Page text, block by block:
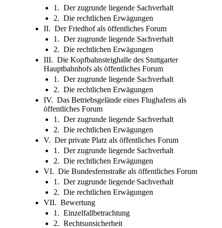
1. Der zugrunde liegende Sachverhalt
2. Die rechtlichen Erwägungen
II. Der Friedhof als öffentliches Forum
1. Der zugrunde liegende Sachverhalt
2. Die rechtlichen Erwägungen
III. Die Kopfbahnsteighalle des Stuttgarter
Hauptbahnhofs als öffentliches Forum
1. Der zugrunde liegende Sachverhalt
2. Die rechtlichen Erwägungen
IV. Das Betriebsgelände eines Flughafens als
öffentliches Forum
1. Der zugrunde liegende Sachverhalt
2. Die rechtlichen Erwägungen
V. Der private Platz als öffentliches Forum
1. Der zugrunde liegende Sachverhalt
2. Die rechtlichen Erwägungen
VI. Die Bundesfernstraße als öffentliches Forum
1. Der zugrunde liegende Sachverhalt
2. Die rechtlichen Erwägungen
VII. Bewertung
1. Einzelfallbetrachtung
2. Rechtsunsicherheit